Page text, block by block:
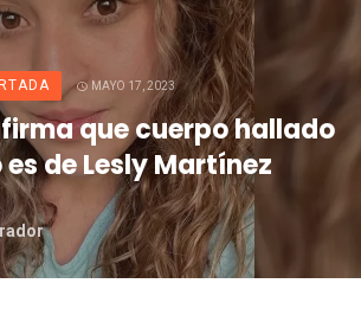
MAYO 17, 2023
que cuerpo hallado
de Lesly Martínez